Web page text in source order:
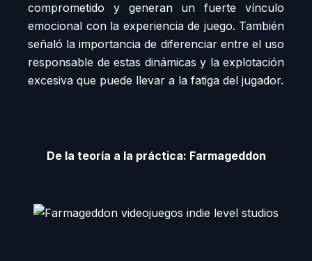
comprometido y generan un fuerte vínculo
emocional con la experiencia de juego. También
señaló la importancia de diferenciar entre el uso
responsable de estas dinámicas y la explotación
excesiva que puede llevar a la fatiga del jugador.
De la teoría a la práctica: Farmageddon